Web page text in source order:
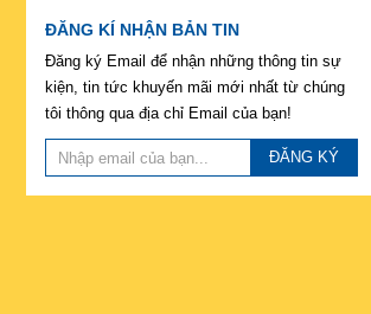
ĐĂNG KÍ NHẬN BẢN TIN
Đăng ký Email để nhận những thông tin sự
kiện, tin tức khuyến mãi mới nhất từ chúng
tôi thông qua địa chỉ Email của bạn!
ĐĂNG KÝ